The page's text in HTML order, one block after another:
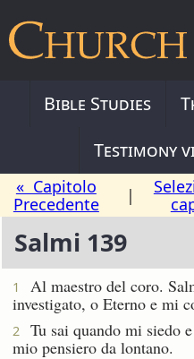
Bible Studies
Testimony
« Capitolo
Precedente
|
Salmi 139
1 Al maestro del coro.
investigato, o Eterno e mi
2
Tu sai quando mi siedo
mio pensiero da lontano.